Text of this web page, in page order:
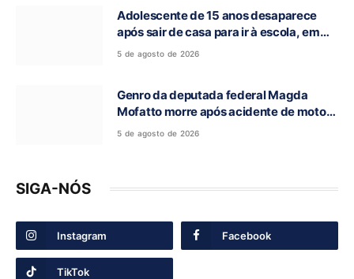
Adolescente de 15 anos desaparece
após sair de casa para ir à escola, em
Campos Belos-GO
5 de agosto de 2026
Genro da deputada federal Magda
Mofatto morre após acidente de moto
na BR-153
5 de agosto de 2026
SIGA-NÓS
Instagram Facebook
TikTok